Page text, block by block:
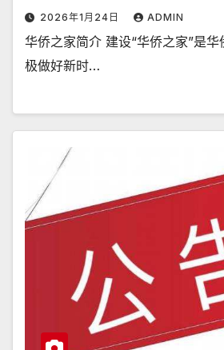
2026年1月24日 ADMIN
华侨之家简介 建设“华侨之家”是
极做好新时…